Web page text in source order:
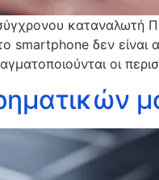
καταναλωτή
δεν είναι
οι